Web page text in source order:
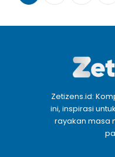
Zetizens.id:
ini, inspirasi
rayakan masa